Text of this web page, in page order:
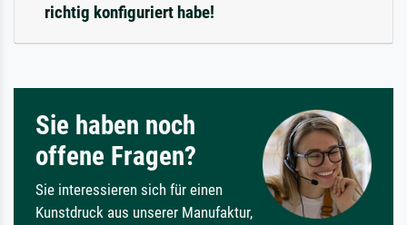
richtig konfiguriert habe!
Sie haben noch
offene Fragen?
Sie interessieren sich für einen
Kunstdruck aus unserer Manufaktur,